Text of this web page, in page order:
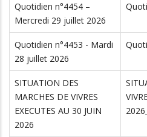
Quotidien n°4454 –
Mercredi 29 juillet 2026
Quotidien n°4453 - Mardi
28 juillet 2026
SITUATION DES
MARCHES DE VIVRES
EXECUTES AU 30 JUIN
2026